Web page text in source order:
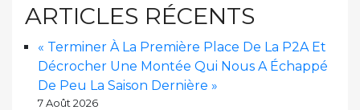
ARTICLES RÉCENTS
« Terminer À La Première Place De La P2A Et
Décrocher Une Montée Qui Nous A Échappé
De Peu La Saison Dernière »
7 Août 2026